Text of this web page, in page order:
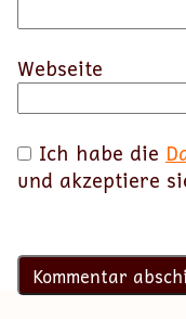
Webseite
Ich habe die
und akzeptiere